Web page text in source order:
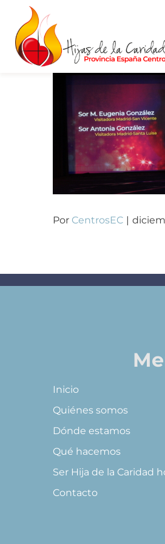
Saltar
contenido
Por CentrosEC |
Inicio
Quiénes somos
Dónde estamos
Qué hacemos
Ser Hija de la Caridad
Contacto